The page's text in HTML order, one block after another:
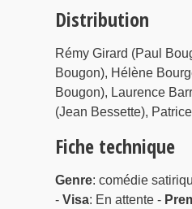
Distribution
Rémy Girard (Paul
Bougon), Hélène
Bougon), Laurence
(Jean Bessette),
Fiche technique
Genre: comédie
- Visa: En attente -